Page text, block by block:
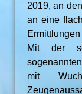
2019, an
an eine
Mit der
mit